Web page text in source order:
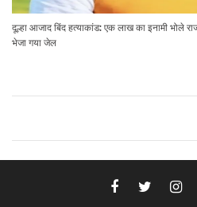
दूल्हा आजाद बिंद हत्याकांड: एक लाख का इनामी भोले
भेजा गया जेल